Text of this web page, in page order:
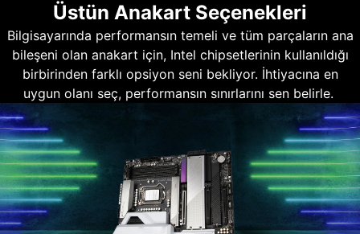
Üstün Anakart Seçenekleri
Bilgisayarında performansın temeli ve tüm parçaların ana
bileşeni olan anakart için, Intel chipsetlerinin kullanıldığı
birbirinden farklı opsiyon seni bekliyor. İhtiyacına en
uygun olanı seç, performansın sınırlarını sen belirle.